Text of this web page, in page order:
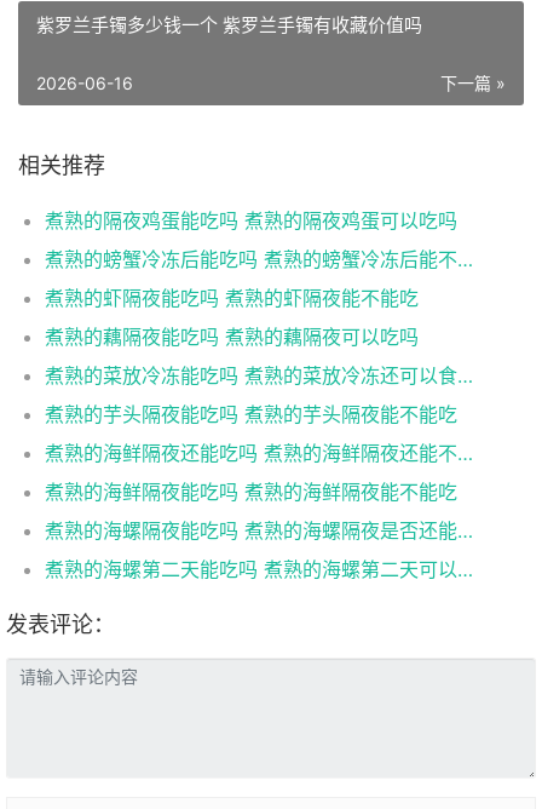
紫罗兰手镯多少钱一个 紫罗兰手镯有收藏价值吗
下一篇 »
2026-06-16
相关推荐
煮熟的隔夜鸡蛋能吃吗 煮熟的隔夜鸡蛋可以吃吗
煮熟的螃蟹冷冻后能吃吗 煮熟的螃蟹冷冻后能不能吃
煮熟的虾隔夜能吃吗 煮熟的虾隔夜能不能吃
煮熟的藕隔夜能吃吗 煮熟的藕隔夜可以吃吗
煮熟的菜放冷冻能吃吗 煮熟的菜放冷冻还可以食用吗
煮熟的芋头隔夜能吃吗 煮熟的芋头隔夜能不能吃
煮熟的海鲜隔夜还能吃吗 煮熟的海鲜隔夜还能不能吃
煮熟的海鲜隔夜能吃吗 煮熟的海鲜隔夜能不能吃
煮熟的海螺隔夜能吃吗 煮熟的海螺隔夜是否还能吃
煮熟的海螺第二天能吃吗 煮熟的海螺第二天可以吃吗
发表评论：